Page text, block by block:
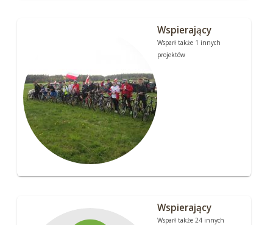
Wspierający
Wsparł także 1 innych
projektów
Wspierający
Wsparł także 24 innych